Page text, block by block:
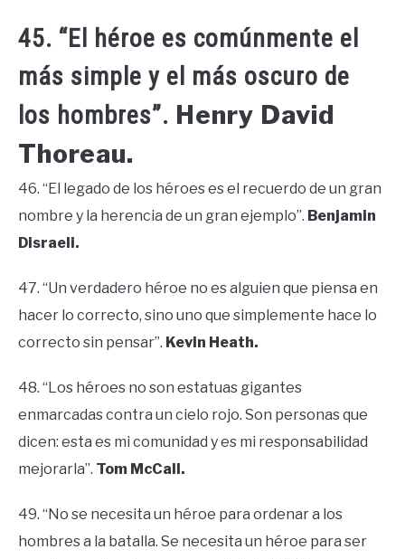
45. “El héroe es comúnmente el
más simple y el más oscuro de
los hombres”. Henry David
Thoreau.
46. “El legado de los héroes es el recuerdo de un gran
nombre y la herencia de un gran ejemplo”. Benjamin
Disraeli.
47. “Un verdadero héroe no es alguien que piensa en
hacer lo correcto, sino uno que simplemente hace lo
correcto sin pensar”. Kevin Heath.
48. “Los héroes no son estatuas gigantes
enmarcadas contra un cielo rojo. Son personas que
dicen: esta es mi comunidad y es mi responsabilidad
mejorarla”. Tom McCall.
49. “No se necesita un héroe para ordenar a los
hombres a la batalla. Se necesita un héroe para ser